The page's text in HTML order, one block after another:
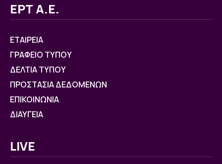
ΕΡΤ Α.Ε.
ΕΤΑΙΡΕΙΑ
ΓΡΑΦΕΙΟ ΤΥΠΟΥ
ΔΕΛΤΙΑ ΤΥΠΟΥ
ΠΡΟΣΤΑΣΙΑ ΔΕΔΟΜΕΝΩΝ
ΕΠΙΚΟΙΝΩΝΙΑ
ΔΙΑΥΓΕΙΑ
LIVE